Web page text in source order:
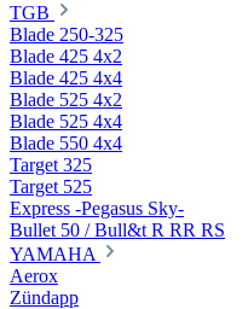
TGB
Blade 250-325
Blade 425 4x2
Blade 425 4x4
Blade 525 4x2
Blade 525 4x4
Blade 550 4x4
Target 325
Target 525
Express -Pegasus Sky-
Bullet 50 / Bull&t R RR RS
YAMAHA
Aerox
Zündapp